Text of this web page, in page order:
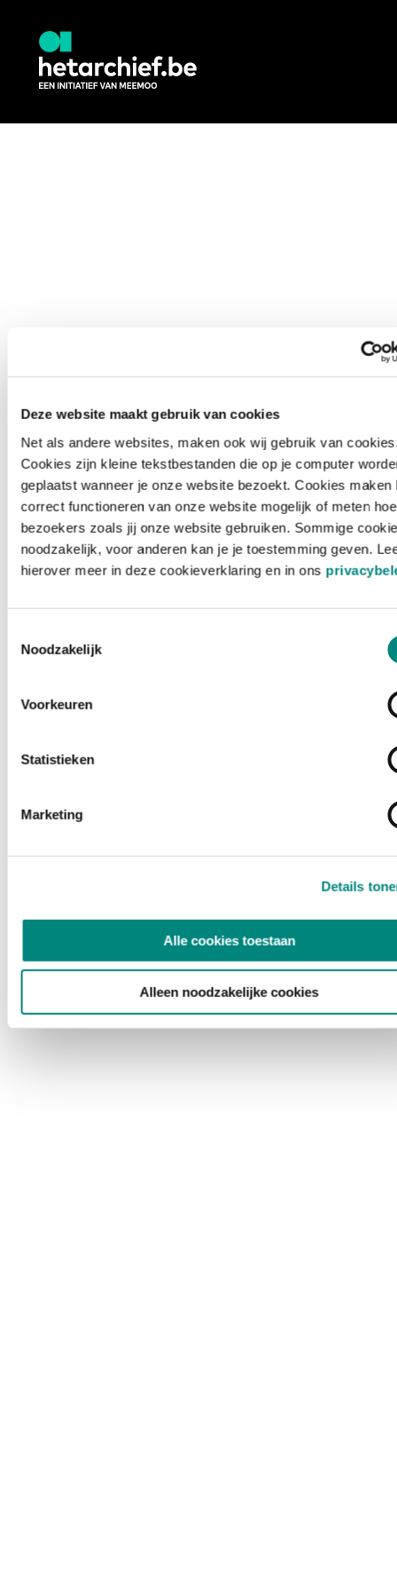
Deze website maakt gebruik van cookies
Net als andere websites, maken ook wij gebruik van
Cookies zijn kleine tekstbestanden die op je computer
geplaatst wanneer je onze website bezoekt. Cookies maken
correct functioneren van onze website mogelijk of meten hoe
bezoekers zoals jij onze website gebruiken. Sommige
noodzakelijk, voor anderen kan je je toestemming geven.
hierover meer in deze cookieverklaring en in ons
Noodzakelijk
Voorkeuren
Statistieken
Marketing
Details
Alle cookies toestaan
Alleen noodzakelijke cookies